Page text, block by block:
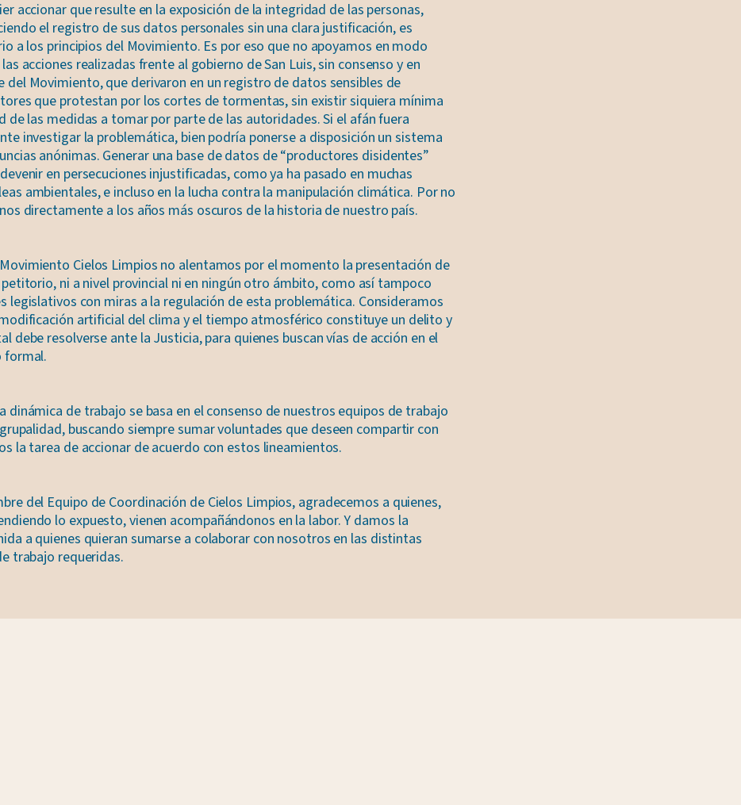
accionar que resulte en la exposición de la integridad de las personas,
el registro de sus datos personales sin una clara justificación, es
a los principios del Movimiento. Es por eso que no apoyamos en modo
acciones realizadas frente al gobierno de San Luis, sin consenso y en
del Movimiento, que derivaron en un registro de datos sensibles de
que protestan por los cortes de tormentas, sin existir siquiera mínima
de las medidas a tomar por parte de las autoridades. Si el afán fuera
investigar la problemática, bien podría ponerse a disposición un sistema
anónimas. Generar una base de datos de “productores disidentes”
en persecuciones injustificadas, como ya ha pasado en muchas
ambientales, e incluso en la lucha contra la manipulación climática. Por no
directamente a los años más oscuros de la historia de nuestro país.
Cielos Limpios no alentamos por el momento la presentación de
ni a nivel provincial ni en ningún otro ámbito, como así tampoco
legislativos con miras a la regulación de esta problemática. Consideramos
artificial del clima y el tiempo atmosférico constituye un delito y
debe resolverse ante la Justicia, para quienes buscan vías de acción en el
formal.
dinámica de trabajo se basa en el consenso de nuestros equipos de trabajo
buscando siempre sumar voluntades que deseen compartir con
la tarea de accionar de acuerdo con estos lineamientos.
del Equipo de Coordinación de Cielos Limpios, agradecemos a quienes,
lo expuesto, vienen acompañándonos en la labor. Y damos la
a quienes quieran sumarse a colaborar con nosotros en las distintas
trabajo requeridas.